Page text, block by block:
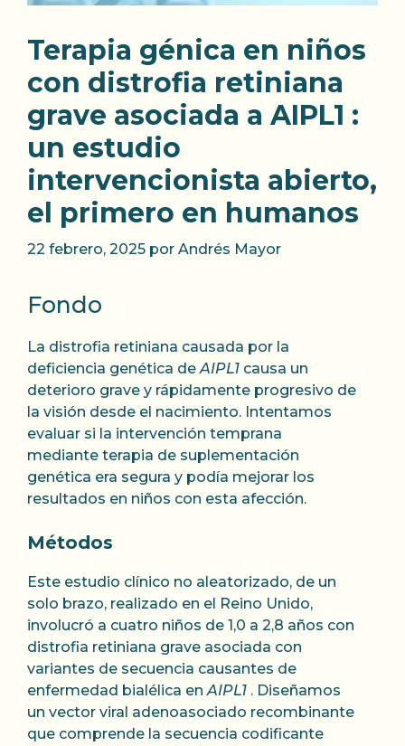
Terapia génica en niños
con distrofia retiniana
grave asociada a AIPL1 :
un estudio
intervencionista abierto,
el primero en humanos
22 febrero, 2025 por Andrés Mayor
Fondo
La distrofia retiniana causada por la
deficiencia genética deAIPL1 causa un
deterioro grave y rápidamente progresivo de
la visión desde el nacimiento. Intentamos
evaluar si la intervención temprana
mediante terapia de suplementación
genética era segura y podía mejorar los
resultados en niños con esta afección.
Métodos
Este estudio clínico no aleatorizado, de un
solo brazo, realizado en el Reino Unido,
involucró a cuatro niños de 1,0 a 2,8 años con
distrofia retiniana grave asociada con
variantes de secuencia causantes de
enfermedad bialélica enAIPL1 . Diseñamos
un vector viral adenoasociado recombinante
que comprende la secuencia codificante